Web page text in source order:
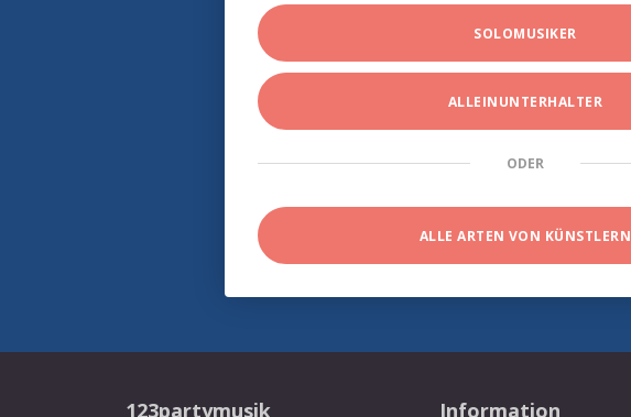
SOLOMUSIKER
ALLEINUNTERHALTER
ODER
ALLE ARTEN VON KÜNSTLERN
123partymusik Information